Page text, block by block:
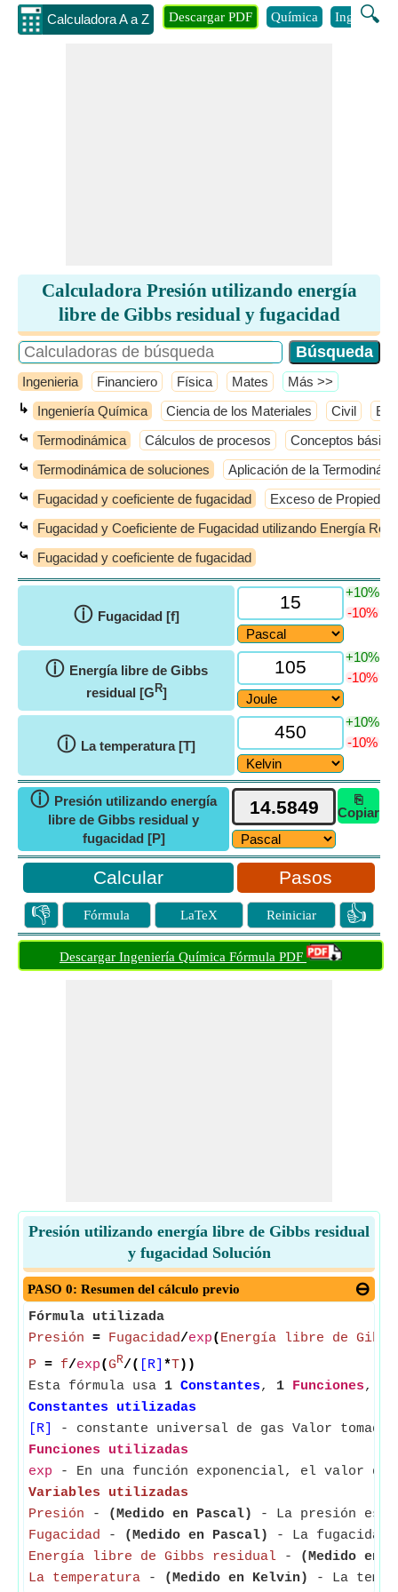
Calculadora A a Z 🔍
Descargar PDF Química Ingenieria
Calculadora Presión utilizando energía
libre de Gibbs residual y fugacidad
Ingenieria Financiero Física Mates ​Más >>
↳ Ingeniería Química Ciencia de los Materiales Civil
⤿ Termodinámica Cálculos de procesos Conceptos
⤿ Termodinámica de soluciones Aplicación de la
⤿ Fugacidad y coeficiente de fugacidad Exceso de
⤿ Fugacidad y Coeficiente de Fugacidad utilizando Energía
⤿ Fugacidad y coeficiente de fugacidad
ⓘ Fugacidad [f]
+10%
-10%
ⓘ Energía libre de Gibbs
residual [G R]
+10%
-10%
ⓘ La temperatura [T]
+10%
-10%
ⓘ Presión utilizando energía
libre de Gibbs residual y
fugacidad [P]
⎘
Copiar
Pasos
👎 Fórmula LaTeX Reiniciar 👍
Descargar Ingeniería Química Fórmula PDF
Presión utilizando energía libre de Gibbs residual
y fugacidad Solución
PASO 0: Resumen del cálculo previo
Fórmula utilizada
Presión = Fugacidad/exp( Energía libre de
P = f/exp(GR/( [R] *T))
Esta fórmula usa 1 Constantes, 1 Funciones,
Constantes utilizadas
[R]
- constante universal de gas Valor tomado
Funciones utilizadas
exp - En una función exponencial, el valor de
Variables utilizadas
Presión - (Medido en Pascal)
- La presión es
Fugacidad - (Medido en Pascal)
- La fugacidad
Energía libre de Gibbs residual -
(Medido en
La temperatura - (Medido en Kelvin) - La